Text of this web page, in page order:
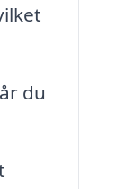
du